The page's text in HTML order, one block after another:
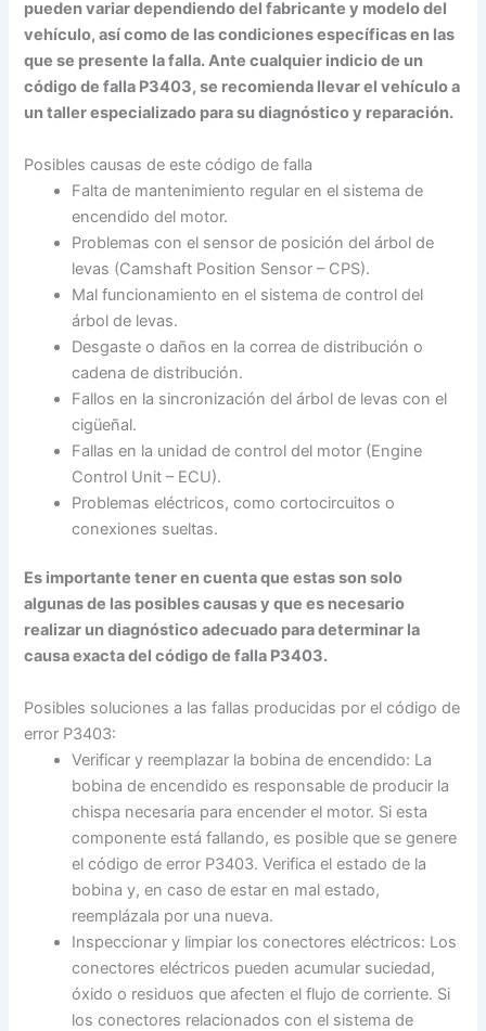
pueden variar dependiendo del fabricante y modelo del
vehículo, así como de las condiciones específicas en las
que se presente la falla. Ante cualquier indicio de un
código de falla P3403, se recomienda llevar el vehículo a
un taller especializado para su diagnóstico y reparación.
Posibles causas de este código de falla
Falta de mantenimiento regular en el sistema de
encendido del motor.
Problemas con el sensor de posición del árbol de
levas (Camshaft Position Sensor – CPS).
Mal funcionamiento en el sistema de control del
árbol de levas.
Desgaste o daños en la correa de distribución o
cadena de distribución.
Fallos en la sincronización del árbol de levas con el
cigüeñal.
Fallas en la unidad de control del motor (Engine
Control Unit – ECU).
Problemas eléctricos, como cortocircuitos o
conexiones sueltas.
Es importante tener en cuenta que estas son solo
algunas de las posibles causas y que es necesario
realizar un diagnóstico adecuado para determinar la
causa exacta del código de falla P3403.
Posibles soluciones a las fallas producidas por el código de
error P3403:
Verificar y reemplazar la bobina de encendido: La
bobina de encendido es responsable de producir la
chispa necesaria para encender el motor. Si esta
componente está fallando, es posible que se genere
el código de error P3403. Verifica el estado de la
bobina y, en caso de estar en mal estado,
reemplázala por una nueva.
Inspeccionar y limpiar los conectores eléctricos: Los
conectores eléctricos pueden acumular suciedad,
óxido o residuos que afecten el flujo de corriente. Si
los conectores relacionados con el sistema de